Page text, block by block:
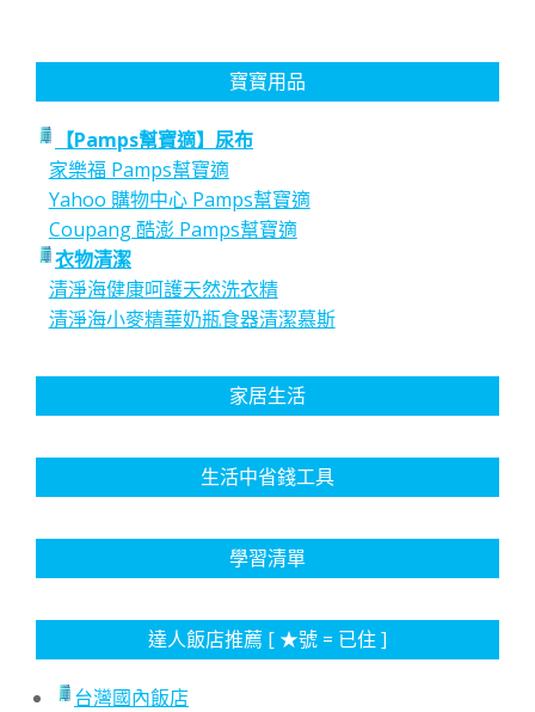
寶寶用品
【Pamps幫寶適】尿布
家樂福 Pamps幫寶適
Yahoo 購物中心 Pamps幫寶適
Coupang 酷澎 Pamps幫寶適
衣物清潔
清淨海健康呵護天然洗衣精
清淨海小麥精華奶瓶食器清潔慕斯
家居生活
生活中省錢工具
學習清單
達人飯店推薦 [ ★號 = 已住 ]
台灣國內飯店